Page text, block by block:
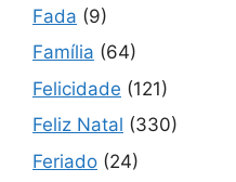
Fada (9)
Família (64)
Felicidade (121)
Feliz Natal (330)
Feriado (24)